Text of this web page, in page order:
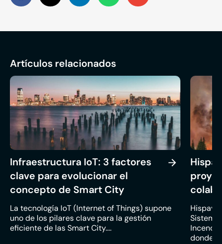
Artículos relacionados
Infraestructura IoT: 3 factores
clave para evolucionar el
concepto de Smart City
La tecnología IoT (Internet of Things) supone
uno de los pilares clave para la gestión
eficiente de las Smart City....
Sistema
donde